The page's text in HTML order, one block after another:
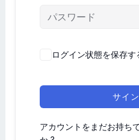
ログイン状態を保存す
サイ
アカウントをまだお持ち